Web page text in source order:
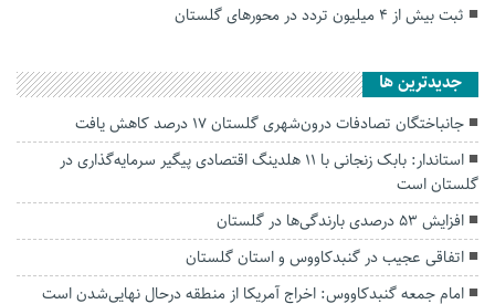
ثبت بیش از ۴ میلیون تردد در محور‌های گلستان
جديدترين ها
جانباختگان تصادفات درون‌شهری گلستان ۱۷ درصد کاهش یافت
استاندار: بابک زنجانی با ۱۱ هلدینگ اقتصادی پیگیر سرمایه‌گذاری در
گلستان است
افزایش ۵۳ درصدی بارندگی‌ها در گلستان
اتفاقی عجیب در‌ گنبدکاووس و استان گلستان
امام جمعه گنبدکاووس: اخراج آمریکا از منطقه درحال نهایی‌شدن است